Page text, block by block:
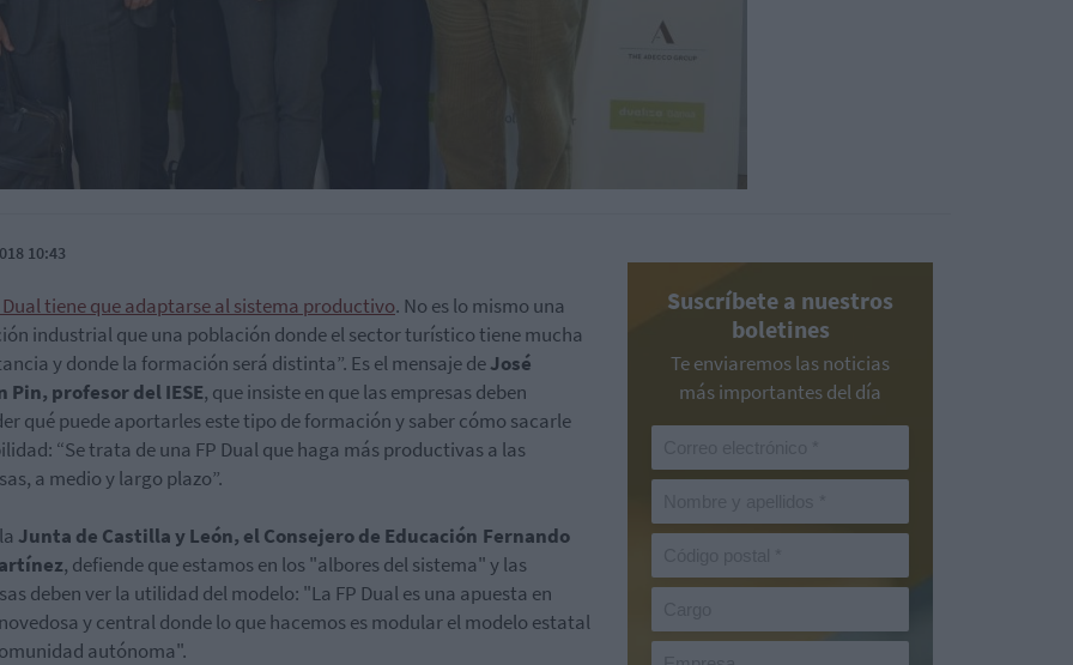
10:43
Dual tiene que adaptarse al sistema productivo. No es lo mismo una
industrial que una población donde el sector turístico tiene mucha
y donde la formación será distinta”. Es el mensaje deJosé
Pin, profesor del IESE, que insiste en que las empresas deben
qué puede aportarles este tipo de formación y saber cómo sacarle
“Se trata de una FP Dual que haga más productivas a las
a medio y largo plazo”.
Junta de Castilla y León, el Consejero de Educación Fernando
, defiende que estamos en los "albores del sistema" y las
deben ver la utilidad del modelo: "La FP Dual es una apuesta en
y central donde lo que hacemos es modular el modelo estatal
autónoma".
Suscríbete a nuestros
boletines
Te enviaremos las noticias
más importantes del día